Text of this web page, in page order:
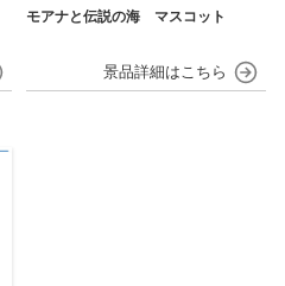
モアナと伝説の海 マスコット